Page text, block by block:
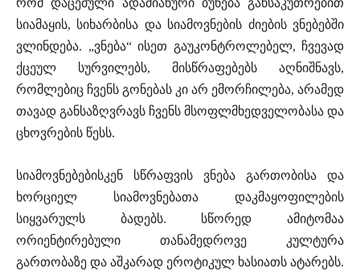
რომ დაცემული ადამიანური ბუნება განსაკუთრებით
სიამაყის, სიხარბისა და სიამოვნების ძიების ვნებებში
ვლინდება. „ვნება“ ისეთ გაუკონტროლებელ, ჩვევად
ქცეულ სურვილებს, მისწრაფებებს აღნიშნავს,
რომლებიც ჩვენს გონებას კი არ ემორჩილება, არამედ
თავად განსაზღვრავს ჩვენს მსოფლმხედველობასა და
ცხოვრების წესს.
სიამოვნებებისკენ სწრაფვის ვნება გართობისა და
ხორციელ სიამოვნებათა დაკმაყოფილების
სიყვარულს ბადებს. სწორედ ამიტომაა
ორიენტირებული თანამედროვე კულტურა
გართობაზე და აშკარად ეროტიკულ ხასიათს ატარებს.